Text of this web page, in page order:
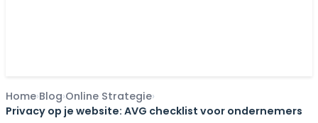
Home Blog Online Strategie
Privacy op je website: AVG checklist voor ondernemers